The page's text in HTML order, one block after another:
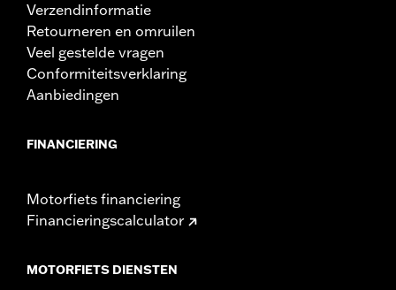
Verzendinformatie
Retourneren en omruilen
Veel gestelde vragen
Conformiteitsverklaring
Aanbiedingen
FINANCIERING
Motorfiets financiering
Financieringscalculator
MOTORFIETS DIENSTEN